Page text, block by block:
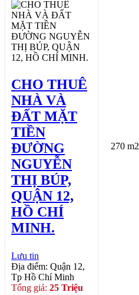
CHO THUÊ
NHÀ VÀ
ĐẤT MẶT
TIỀN
ĐƯỜNG
NGUYỄN
THỊ BÚP,
QUẬN 12,
HỒ CHÍ
MINH.
Lưu tin
Địa điểm: Quận 12,
Tp Hồ Chí Minh
Tổng giá: 25 Triệu
270 m2